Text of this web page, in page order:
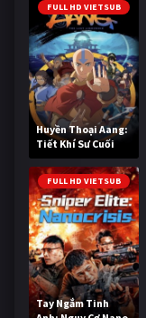
FULL HD VIETSUB
Huyền Thoại Aang:
Tiết Khí Sư Cuối
Cùng
FULL HD VIETSUB
Tay Ngắm Tinh